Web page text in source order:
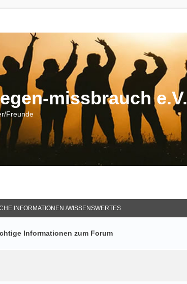
missbrauch e.V.
Freunde
INFORMATIONEN /WISSENSWERTES
Informationen zum Forum